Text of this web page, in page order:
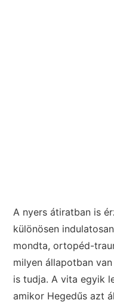
A nyers átiratban is
különösen
mondta, ortopéd-
milyen állapotban
is tudja. A vita egyik
amikor Hegedűs azt